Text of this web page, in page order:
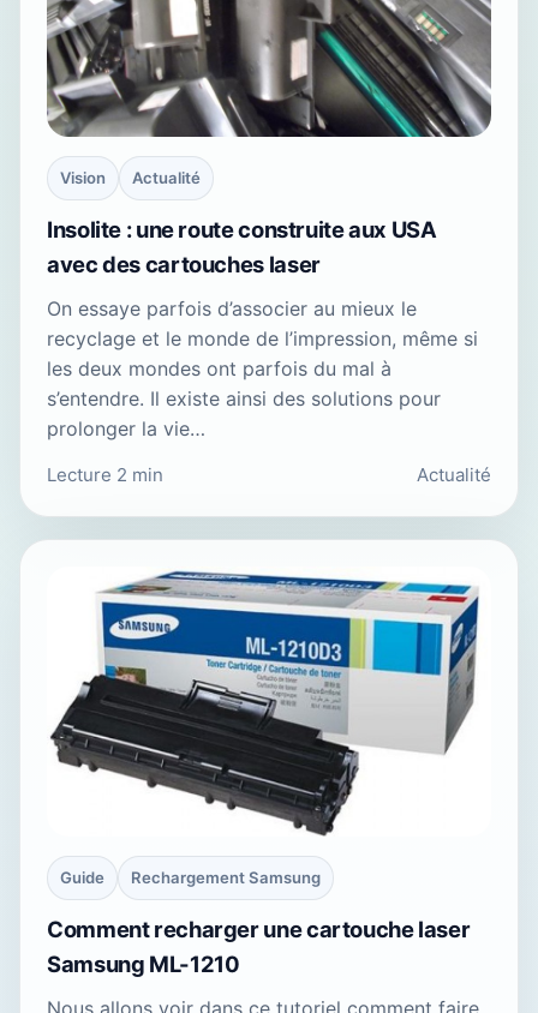
Vision Actualité
Insolite : une route construite aux USA
avec des cartouches laser
On essaye parfois d’associer au mieux le
recyclage et le monde de l’impression, même si
les deux mondes ont parfois du mal à
s’entendre. Il existe ainsi des solutions pour
prolonger la vie…
Lecture 2 min Actualité
Guide Rechargement Samsung
Comment recharger une cartouche laser
Samsung ML-1210
Nous allons voir dans ce tutoriel comment faire